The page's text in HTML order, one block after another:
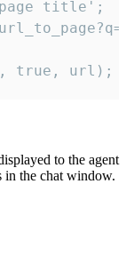
title';
true, url);
to the agent
in the chat window.